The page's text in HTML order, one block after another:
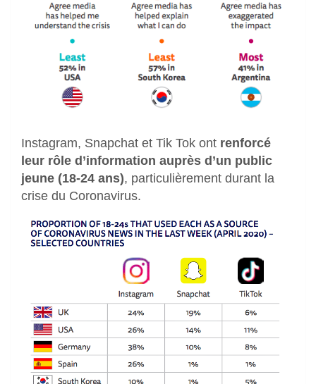
Instagram, Snapchat et Tik Tok ont renforcé
leur rôle d’information auprès d’un public
jeune (18-24 ans), particulièrement durant la
crise du Coronavirus.